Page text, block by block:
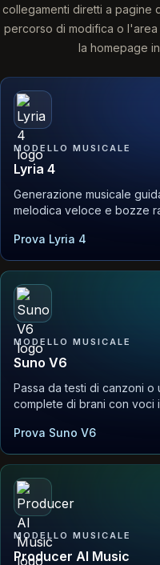
collegamenti diretti a pagine
percorso di modifica o l'area
la homepage
MODELLO MUSICALE
Lyria 4
Generazione musicale
melodica veloce e bozze
Prova Lyria 4
MODELLO MUSICALE
Suno V6
Passa da testi di canzoni
complete di brani con voci
Prova Suno V6
MODELLO MUSICALE
Producer AI Music